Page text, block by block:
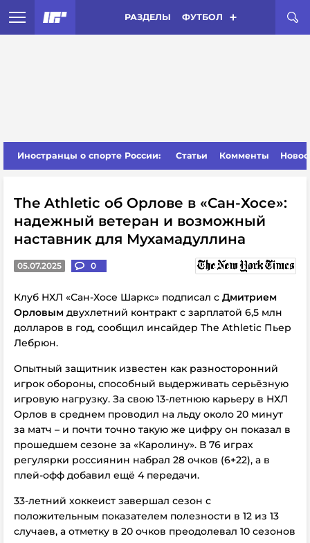
РАЗДЕЛЫ ФУТБОЛ
Иностранцы о спорте России: Статьи Комменты
The Athletic об Орлове в «Сан-Хосе»:
надежный ветеран и возможный
наставник для Мухамадуллина
05.07.2025 0
Клуб НХЛ «Сан-Хосе Шаркс» подписал с Дмитрием
Орловым двухлетний контракт с зарплатой 6,5 млн
долларов в год, сообщил инсайдер The Athletic Пьер
Лебрюн.
Опытный защитник известен как разносторонний
игрок обороны, способный выдерживать серьёзную
игровую нагрузку. За свою 13-летнюю карьеру в НХЛ
Орлов в среднем проводил на льду около 20 минут
за матч – и почти точно такую же цифру он показал в
прошедшем сезоне за «Каролину». В 76 играх
регулярки россиянин набрал 28 очков (6+22), а в
плей-офф добавил ещё 4 передачи.
33-летний хоккеист завершал сезон с
положительным показателем полезности в 12 из 13
случаев, а отметку в 20 очков преодолевал 10 сезонов